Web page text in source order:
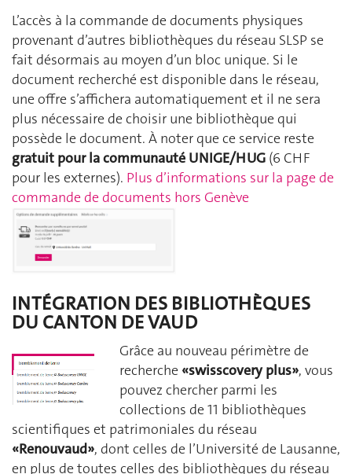
L’accès à la commande de documents physiques
provenant d’autres bibliothèques du réseau SLSP se
fait désormais au moyen d’un bloc unique. Si le
document recherché est disponible dans le réseau,
une offre s’affichera automatiquement et il ne sera
plus nécessaire de choisir une bibliothèque qui
possède le document. À noter que ce service reste
gratuit pour la communauté UNIGE/HUG (6 CHF
pour les externes). Plus d’informations sur la page de
commande de documents hors Genève
INTÉGRATION DES BIBLIOTHÈQUES
DU CANTON DE VAUD
Grâce au nouveau périmètre de
recherche «swisscovery plus», vous
pouvez chercher parmi les
collections de 11 bibliothèques
scientifiques et patrimoniales du réseau
«Renouvaud», dont celles de l’Université de Lausanne,
en plus de toutes celles des bibliothèques du réseau